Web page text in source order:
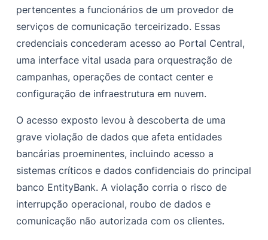
pertencentes a funcionários de um provedor de
serviços de comunicação terceirizado. Essas
credenciais concederam acesso ao Portal Central,
uma interface vital usada para orquestração de
campanhas, operações de contact center e
configuração de infraestrutura em nuvem.
O acesso exposto levou à descoberta de uma
grave violação de dados que afeta entidades
bancárias proeminentes, incluindo acesso a
sistemas críticos e dados confidenciais do principal
banco EntityBank. A violação corria o risco de
interrupção operacional, roubo de dados e
comunicação não autorizada com os clientes.